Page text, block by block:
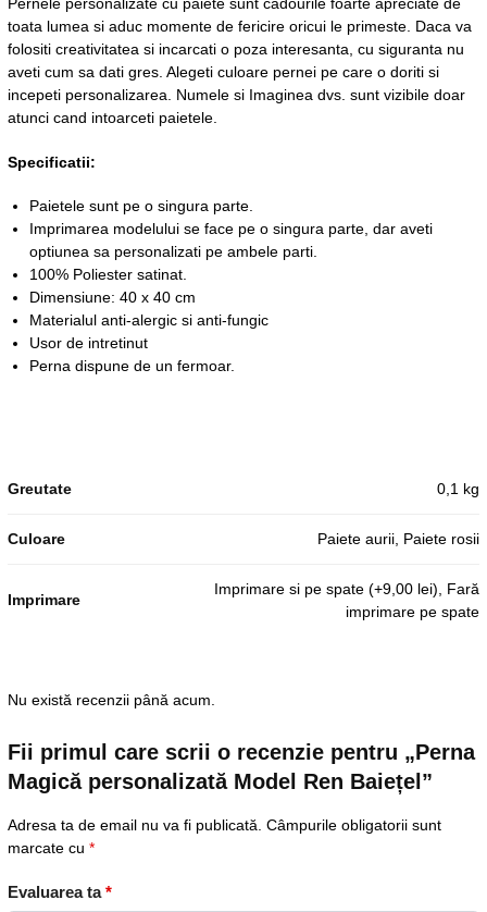
toata lumea si aduc momente de fericire oricui le primeste. Daca va
folositi creativitatea si incarcati o poza interesanta, cu siguranta nu
aveti cum sa dati gres. Alegeti culoare pernei pe care o doriti si
incepeti personalizarea. Numele si Imaginea dvs. sunt vizibile doar
atunci cand intoarceti paietele.
Specificatii:
Paietele sunt pe o singura parte.
Imprimarea modelului se face pe o singura parte, dar aveti
optiunea sa personalizati pe ambele parti.
100% Poliester satinat.
Dimensiune: 40 x 40 cm
Materialul anti-alergic si anti-fungic
Usor de intretinut
Perna dispune de un fermoar.
Greutate 0,1 kg
Culoare Paiete aurii, Paiete rosii
Imprimare
Imprimare si pe spate (+9,00 lei), Fară
imprimare pe spate
Nu există recenzii până acum.
Fii primul care scrii o recenzie pentru „Perna
Magică personalizată Model Ren Baiețel”
Adresa ta de email nu va fi publicată. Câmpurile obligatorii sunt
marcate cu *
Evaluarea ta*